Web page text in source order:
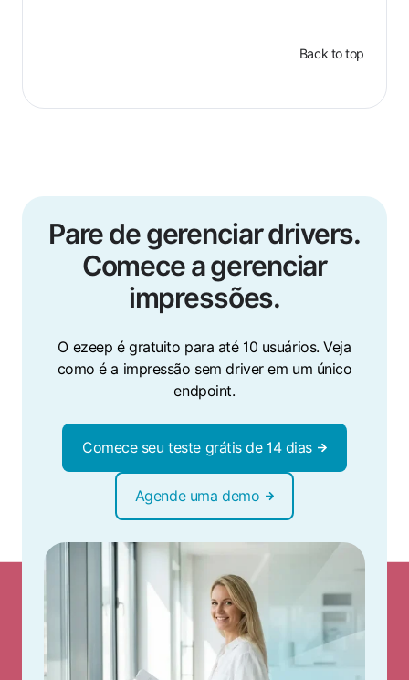
Back to top
Pare de gerenciar drivers.
Comece a gerenciar
impressões.
O ezeep é gratuito para até 10 usuários. Veja
como é a impressão sem driver em um único
endpoint.
Comece seu teste grátis de 14 dias
Agende uma demo